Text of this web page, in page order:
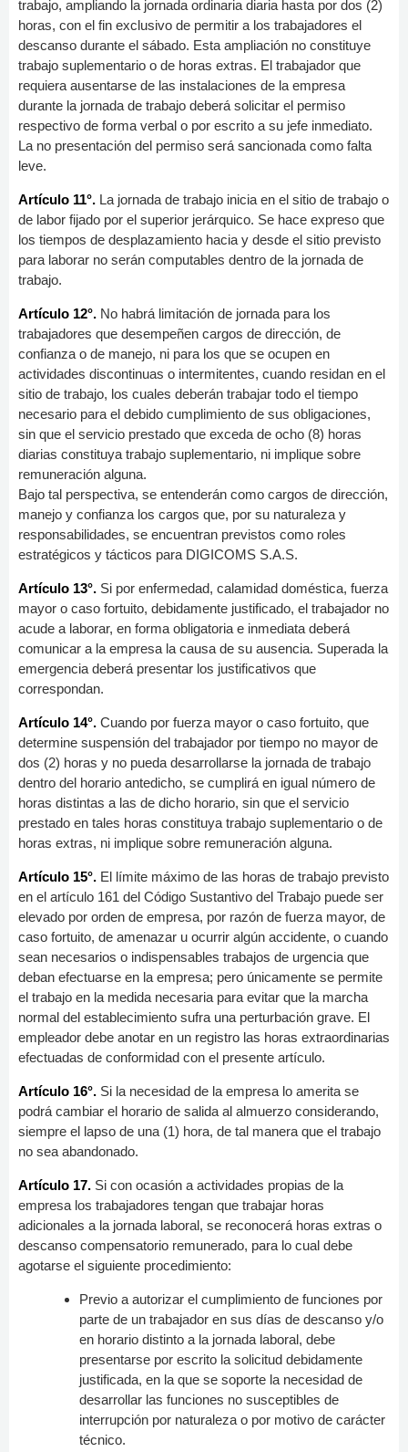
trabajo, ampliando la jornada ordinaria diaria hasta por dos (2)
horas, con el fin exclusivo de permitir a los trabajadores el
descanso durante el sábado. Esta ampliación no constituye
trabajo suplementario o de horas extras. El trabajador que
requiera ausentarse de las instalaciones de la empresa
durante la jornada de trabajo deberá solicitar el permiso
respectivo de forma verbal o por escrito a su jefe inmediato.
La no presentación del permiso será sancionada como falta
leve.
Artículo 11°. La jornada de trabajo inicia en el sitio de trabajo o
de labor fijado por el superior jerárquico. Se hace expreso que
los tiempos de desplazamiento hacia y desde el sitio previsto
para laborar no serán computables dentro de la jornada de
trabajo.
Artículo 12°. No habrá limitación de jornada para los
trabajadores que desempeñen cargos de dirección, de
confianza o de manejo, ni para los que se ocupen en
actividades discontinuas o intermitentes, cuando residan en el
sitio de trabajo, los cuales deberán trabajar todo el tiempo
necesario para el debido cumplimiento de sus obligaciones,
sin que el servicio prestado que exceda de ocho (8) horas
diarias constituya trabajo suplementario, ni implique sobre
remuneración alguna.
Bajo tal perspectiva, se entenderán como cargos de dirección,
manejo y confianza los cargos que, por su naturaleza y
responsabilidades, se encuentran previstos como roles
estratégicos y tácticos para DIGICOMS S.A.S.
Artículo 13°. Si por enfermedad, calamidad doméstica, fuerza
mayor o caso fortuito, debidamente justificado, el trabajador no
acude a laborar, en forma obligatoria e inmediata deberá
comunicar a la empresa la causa de su ausencia. Superada la
emergencia deberá presentar los justificativos que
correspondan.
Artículo 14°. Cuando por fuerza mayor o caso fortuito, que
determine suspensión del trabajador por tiempo no mayor de
dos (2) horas y no pueda desarrollarse la jornada de trabajo
dentro del horario antedicho, se cumplirá en igual número de
horas distintas a las de dicho horario, sin que el servicio
prestado en tales horas constituya trabajo suplementario o de
horas extras, ni implique sobre remuneración alguna.
Artículo 15°. El límite máximo de las horas de trabajo previsto
en el artículo 161 del Código Sustantivo del Trabajo puede ser
elevado por orden de empresa, por razón de fuerza mayor, de
caso fortuito, de amenazar u ocurrir algún accidente, o cuando
sean necesarios o indispensables trabajos de urgencia que
deban efectuarse en la empresa; pero únicamente se permite
el trabajo en la medida necesaria para evitar que la marcha
normal del establecimiento sufra una perturbación grave. El
empleador debe anotar en un registro las horas extraordinarias
efectuadas de conformidad con el presente artículo.
Artículo 16°. Si la necesidad de la empresa lo amerita se
podrá cambiar el horario de salida al almuerzo considerando,
siempre el lapso de una (1) hora, de tal manera que el trabajo
no sea abandonado.
Artículo 17. Si con ocasión a actividades propias de la
empresa los trabajadores tengan que trabajar horas
adicionales a la jornada laboral, se reconocerá horas extras o
descanso compensatorio remunerado, para lo cual debe
agotarse el siguiente procedimiento:
Previo a autorizar el cumplimiento de funciones por
parte de un trabajador en sus días de descanso y/o
en horario distinto a la jornada laboral, debe
presentarse por escrito la solicitud debidamente
justificada, en la que se soporte la necesidad de
desarrollar las funciones no susceptibles de
interrupción por naturaleza o por motivo de carácter
técnico.